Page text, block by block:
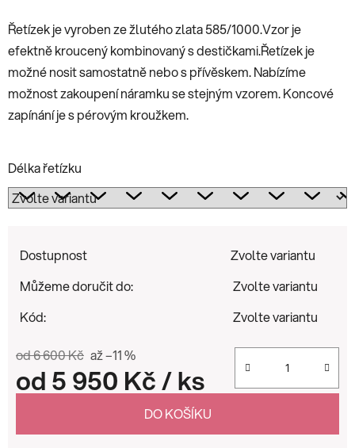
Řetízek je vyroben ze žlutého zlata 585/1000.Vzor je
efektně kroucený kombinovaný s destičkami.Řetízek je
možné nosit samostatně nebo s přívěskem. Nabízíme
možnost zakoupení náramku se stejným vzorem. Koncové
zapínání je s pérovým kroužkem.
Délka řetízku
Dostupnost
Zvolte variantu
Můžeme doručit do:
Zvolte variantu
Kód:
Zvolte variantu
od 6 600 Kč až –11 %
od5 950 Kč/ ks
DO KOŠÍKU